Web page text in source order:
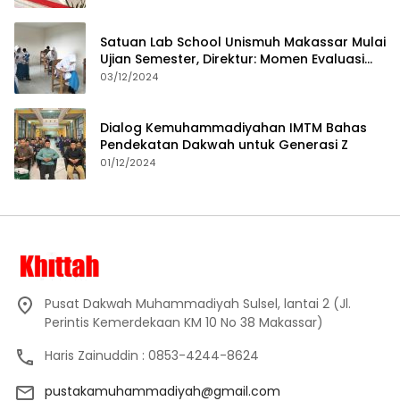
Satuan Lab School Unismuh Makassar Mulai
Ujian Semester, Direktur: Momen Evaluasi
Proses Pembelajaran
03/12/2024
Dialog Kemuhammadiyahan IMTM Bahas
Pendekatan Dakwah untuk Generasi Z
01/12/2024
Pusat Dakwah Muhammadiyah Sulsel, lantai 2 (Jl.
Perintis Kemerdekaan KM 10 No 38 Makassar)
Haris Zainuddin : 0853-4244-8624
pustakamuhammadiyah@gmail.com